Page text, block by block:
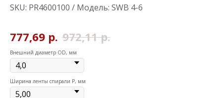
SKU: PR4600100 / Модель: SWB 4-6
777,69 р. 972,11 р.
Внешний диаметр OD, мм
Ширина ленты спирали P, мм